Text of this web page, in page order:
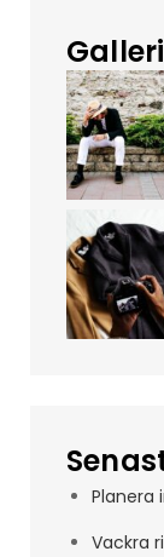
Galleri
Planera
Vackra